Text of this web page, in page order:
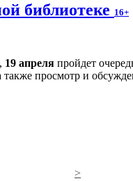
библиотеке 16+
19 апреля пройдет
просмотр и
>